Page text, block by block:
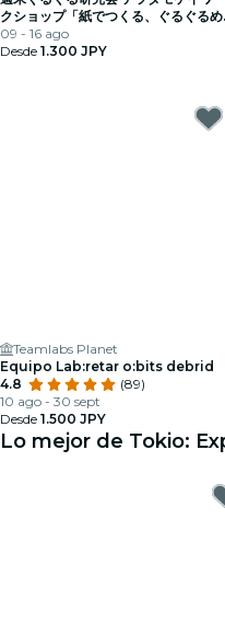
クショップ「紙でつくる、ぐるぐるめ
る山手線のある風景」（ワークショッ
付き「ぐるぐる展」チケット）
09 - 16 ago
Desde 1.300 JPY
Teamlabs Planet
Equipo Lab:retar o:bits debrid
4.8
(89)
10 ago - 30 sept
Desde 1.500 JPY
Lo mejor de Tokio: